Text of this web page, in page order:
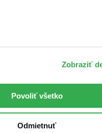
Zobraziť
Povoliť všetko
Odmietnuť
vyhovujúci zadaným